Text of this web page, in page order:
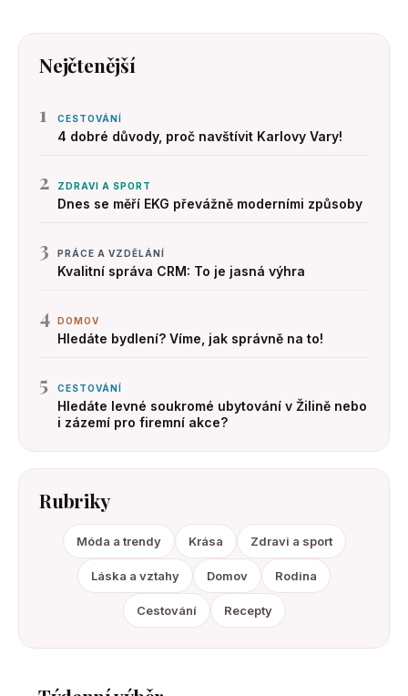
Nejčtenější
1 CESTOVÁNÍ
4 dobré důvody, proč navštívit Karlovy Vary!
2 ZDRAVI A SPORT
Dnes se měří EKG převážně moderními způsoby
3 PRÁCE A VZDĚLÁNÍ
Kvalitní správa CRM: To je jasná výhra
4 DOMOV
Hledáte bydlení? Víme, jak správně na to!
5 CESTOVÁNÍ
Hledáte levné soukromé ubytování v Žilině nebo
i zázemí pro firemní akce?
Rubriky
Móda a trendy Krása Zdravi a sport
Láska a vztahy Domov Rodina
Cestování Recepty